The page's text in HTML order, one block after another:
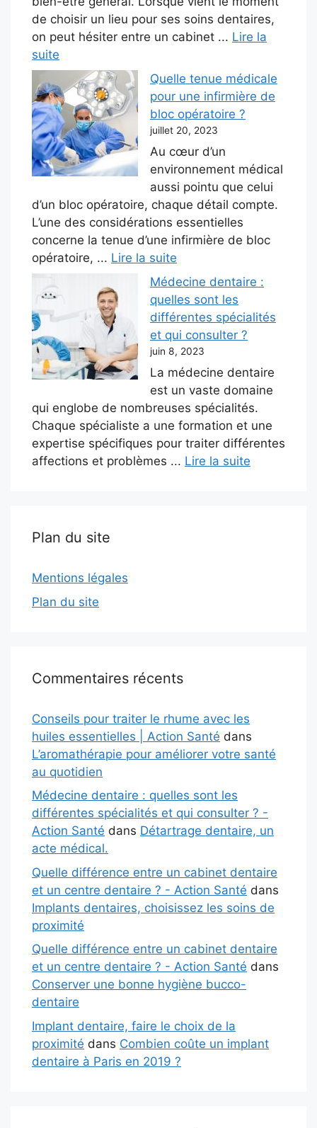
de choisir un lieu pour ses soins dentaires,
on peut hésiter entre un cabinet ... Lire la
suite
Quelle tenue médicale
pour une infirmière de
bloc opératoire ?
juillet 20, 2023
Au cœur d’un
environnement médical
aussi pointu que celui
d’un bloc opératoire, chaque détail compte.
L’une des considérations essentielles
concerne la tenue d’une infirmière de bloc
opératoire, ... Lire la suite
Médecine dentaire :
quelles sont les
différentes spécialités
et qui consulter ?
juin 8, 2023
La médecine dentaire
est un vaste domaine
qui englobe de nombreuses spécialités.
Chaque spécialiste a une formation et une
expertise spécifiques pour traiter différentes
affections et problèmes ... Lire la suite
Plan du site
Mentions légales
Plan du site
Commentaires récents
Conseils pour traiter le rhume avec les
huiles essentielles | Action Santé dans
L’aromathérapie pour améliorer votre santé
au quotidien
Médecine dentaire : quelles sont les
différentes spécialités et qui consulter ? -
Action Santé dans Détartrage dentaire, un
acte médical.
Quelle différence entre un cabinet dentaire
et un centre dentaire ? - Action Santé dans
Implants dentaires, choisissez les soins de
proximité
Quelle différence entre un cabinet dentaire
et un centre dentaire ? - Action Santé dans
Conserver une bonne hygiène bucco-
dentaire
Implant dentaire, faire le choix de la
proximité dans Combien coûte un implant
dentaire à Paris en 2019 ?